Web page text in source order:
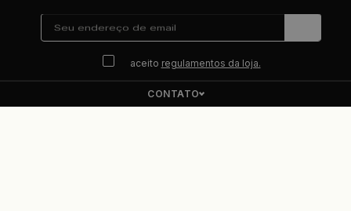
aceito regulamentos da loja.
CONTATO